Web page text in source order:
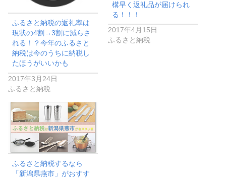
ふるさと納税の返礼率は
現状の4割→3割に減らさ
れる！？今年のふるさと
納税は今のうちに納税し
たほうがいいかも
2017年3月24日
ふるさと納税
構早く返礼品が届けられ
る！！！
2017年4月15日
ふるさと納税
ふるさと納税するなら
「新潟県燕市」がおすす